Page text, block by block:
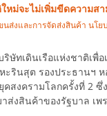
หม่จะไม่เพิ่มขีดความส
นส่งและการจัดส่งสินค้า นโย
ษัทเดินเรือแห่งชาติเพื่
รินสุต รองประธานฯ ห
คสงครามโลกครั้งที่ 2
งสินค้าของรัฐบาล เพ